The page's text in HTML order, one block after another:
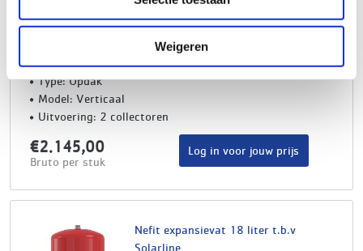
Weigeren
leveranciersnr: 7736700444
Product soort: Zonnecollectorset
Serie: SolarLine
Type: Opdak
Model: Verticaal
Uitvoering: 2 collectoren
€2.145,00
Bruto per stuk
Log in voor jouw prijs
Nefit expansievat 18 liter t.b.v
Solarline